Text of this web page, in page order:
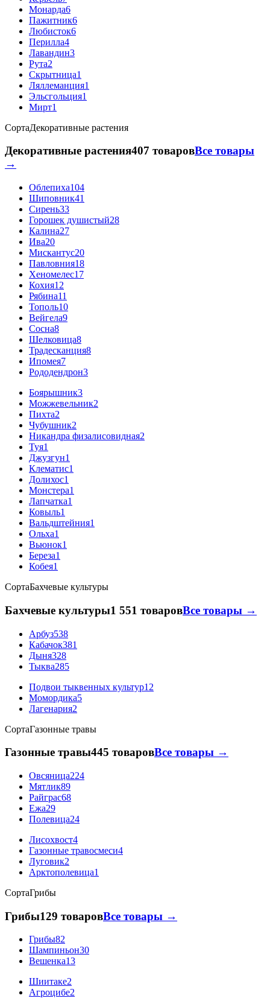
Монарда6
Пажитник6
Любисток6
Перилла4
Лавандин3
Рута2
Скрытница1
Ляллеманция1
Эльсгольция1
Мирт1
СортаДекоративные растения
Декоративные растения407 товаровВсе товары
→
Облепиха104
Шиповник41
Сирень33
Горошек душистый28
Калина27
Ива20
Мискантус20
Павловния18
Хеномелес17
Кохия12
Рябина11
Тополь10
Вейгела9
Сосна8
Шелковица8
Традесканция8
Ипомея7
Рододендрон3
Боярышник3
Можжевельник2
Пихта2
Чубушник2
Никандра физалисовидная2
Туя1
Джузгун1
Клематис1
Долихос1
Монстера1
Лапчатка1
Ковыль1
Вальдштейния1
Ольха1
Вьюнок1
Береза1
Кобея1
СортаБахчевые культуры
Бахчевые культуры1 551 товаровВсе товары →
Арбуз538
Кабачок381
Дыня328
Тыква285
Подвои тыквенных культур12
Момордика5
Лагенария2
СортаГазонные травы
Газонные травы445 товаровВсе товары →
Овсяница224
Мятлик89
Райграс68
Ежа29
Полевица24
Лисохвост4
Газонные травосмеси4
Луговик2
Арктополевица1
СортаГрибы
Грибы129 товаровВсе товары →
Грибы82
Шампиньон30
Вешенка13
Шиитаке2
Агроцибе2